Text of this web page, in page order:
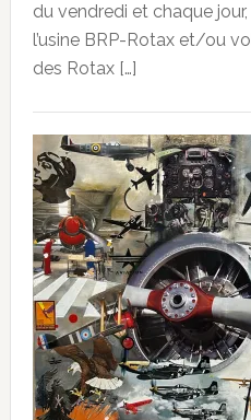
du vendredi et chaque
l’usine BRP-Rotax et/ou
des Rotax […]